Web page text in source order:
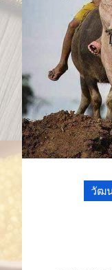
วัฒ